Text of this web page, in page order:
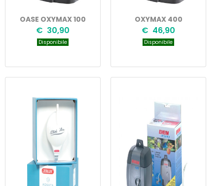
OASE OXYMAX 100
€ 30,90
Disponibile
OXYMAX 400
€ 46,90
Disponibile